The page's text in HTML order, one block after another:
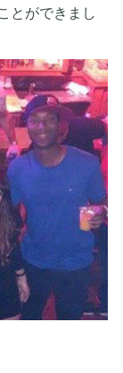
とができまし